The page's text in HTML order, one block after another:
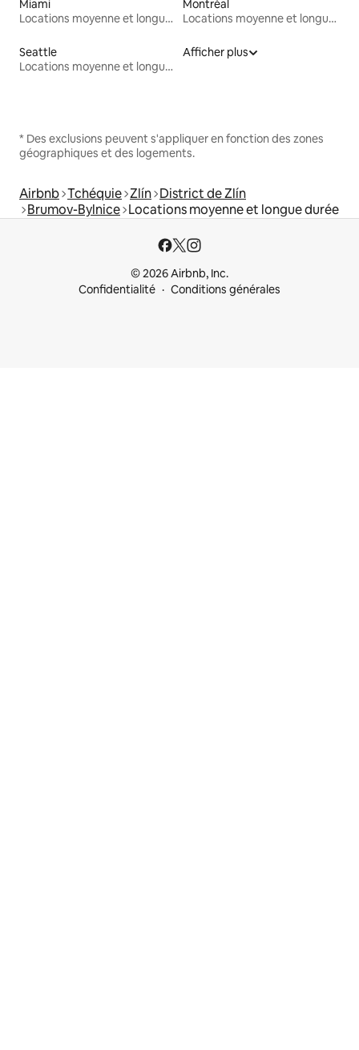
Miami
Locations moyenne et longue durée
Montréal
Locations moyenne et longue durée
Seattle
Locations moyenne et longue durée
Afficher plus
* Des exclusions peuvent s'appliquer en fonction des zones
géographiques et des logements.
Airbnb Tchéquie Zlín District de Zlín
Brumov-Bylnice Locations moyenne et longue durée
© 2026 Airbnb, Inc.
Confidentialité
Conditions générales